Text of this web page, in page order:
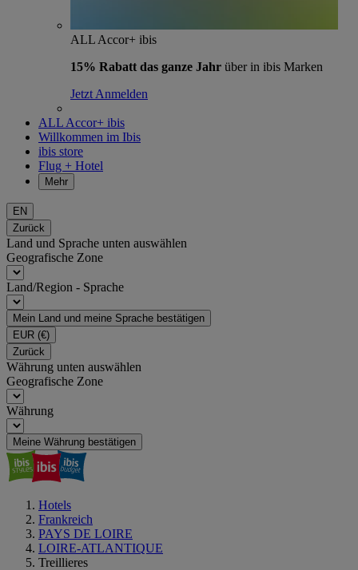
ALL Accor+ ibis
15% Rabatt das ganze Jahr über in ibis Marken
Jetzt Anmelden
ALL Accor+ ibis
Willkommen im Ibis
ibis store
Flug + Hotel
Mehr
EN
Zurück
Land und Sprache unten auswählen
Geografische Zone
Land/Region - Sprache
Mein Land und meine Sprache bestätigen
EUR (€)
Zurück
Währung unten auswählen
Geografische Zone
Währung
Meine Währung bestätigen
Hotels
Frankreich
PAYS DE LOIRE
LOIRE-ATLANTIQUE
Treillieres